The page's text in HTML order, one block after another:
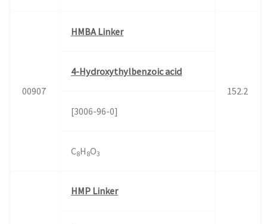
00907
HMBA Linker
152.2
4-Hydroxythylbenzoic acid
[3006-96-0]
C8H 8O3
HMP Linker